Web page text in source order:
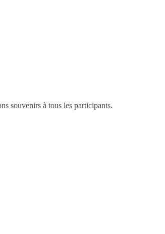
souvenirs à tous les participants.